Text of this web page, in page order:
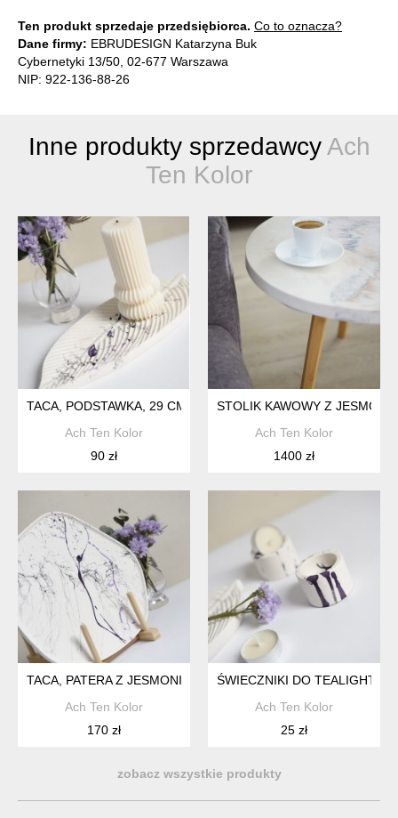
Ten produkt sprzedaje przedsiębiorca. Co to oznacza?
Dane firmy: EBRUDESIGN Katarzyna Buk
Cybernetyki 13/50, 02-677 Warszawa
NIP: 922-136-88-26
Inne produkty sprzedawcyAch
Ten Kolor
TACA, PODSTAWKA, 29 CM, LIŚĆ
Ach Ten Kolor
90 zł
STOLIK KAWOWY Z
Ach Ten Kolor
1400 zł
TACA, PATERA Z JESMONITE, 26 CM
Ach Ten Kolor
170 zł
ŚWIECZNIKI DO TEALIGHT / 2
Ach Ten Kolor
25 zł
zobacz wszystkie produkty